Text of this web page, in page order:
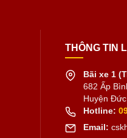
THÔNG TIN
Bãi xe 1
682 Ấp
Huyện
Hotline:
Email: